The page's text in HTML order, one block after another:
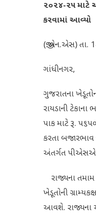
૨૦૨૪-૨૫ માટે
કરવામાં આવ્યો
(જી.એન.એસ) તા.
ગાંધીનગર,
ગુજરાતના
રાયડાની
પાક માટે રૂ.
કરતા બજારભાવ
અંતર્ગત પીએસએસ
રાજ્યના તમામ
ખેડૂતોની
આવશે. રાજ્યના